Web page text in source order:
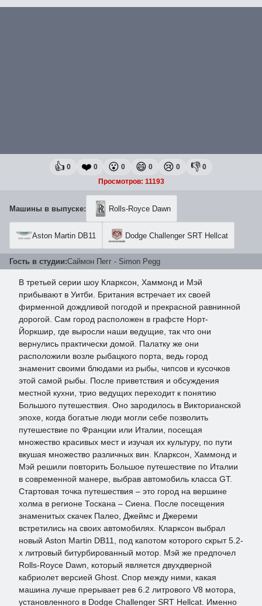
👍 0 ❤️ 0 😮 0 😄 0 😢 0 👎 0
Просмотров: 11193
Машины в выпуске: Rolls-Royce Dawn
Aston Martin DB11 Dodge Challenger SRT Hellcat
Гость в студии:Саймон Пегг - Simon Pegg
В третьей серии шоу Кларксон, Хаммонд и Мэй
прибывают в Уитби. Британия встречает их своей
фирменной дождливой погодой и прекрасной равнинной
дорогой. Сам город расположен в графсте Норт-
Йоркшир, где выросли наши ведущие, так что они
вернулись практически домой. Палатку же они
расположили возле рыбацкого порта, ведь город
знаменит своими блюдами из рыбы, чипсов и кусочков
этой самой рыбы. После приветствия и обсуждения
местной кухни, трио ведущих переходит к понятию
Большого путешествия. Оно зародилось в Викторианской
эпохе, когда богатые люди могли себе позволить
путешествие по Франции или Италии, посещая
множество красивых мест и изучая их культуру, по пути
вкушая множество различных вин. Кларксон, Хаммонд и
Мэй решили повторить Большое путешествие по Италии
в современной манере, выбрав автомобиль класса GT.
Стартовая точка путешествия – это город на вершине
холма в регионе Тоскана – Сиена. После посещения
знаменитых скачек Палео, Джеймс и Джереми
встретились на своих автомобилях. Кларксон выбрал
новый Aston Martin DB11, под капотом которого скрыт 5.2-
х литровый битурбированный мотор. Мэй же предпочел
Rolls-Royce Dawn, который является двухдверной
кабриолет версией Ghost. Спор между ними, какая
машина лучше прерывает рев 6.2 литрового V8 мотора,
установленного в Dodge Challenger SRT Hellcat. Именно